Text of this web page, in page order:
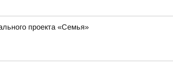
проекта «Семья»